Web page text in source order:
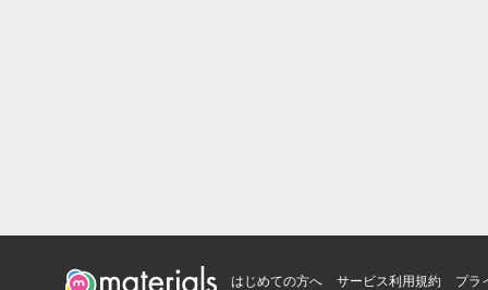
はじめての方へ サービス利用規約 プラ